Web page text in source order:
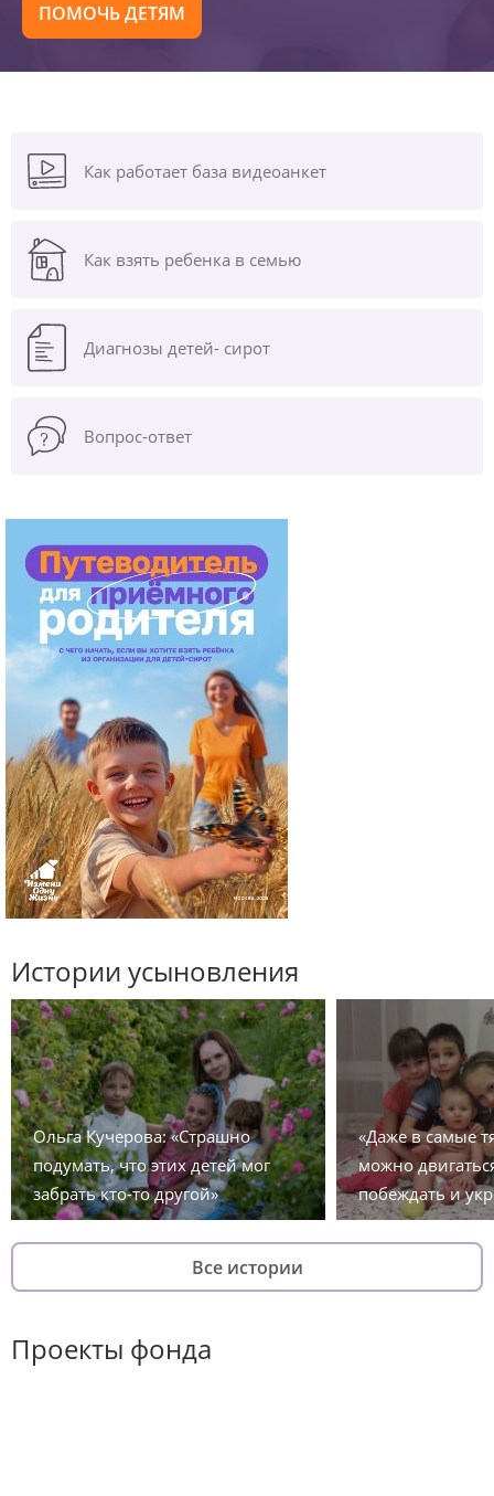
ПОМОЧЬ ДЕТЯМ
Как работает база видеоанкет
Как взять ребенка в семью
Диагнозы детей- сирот
Вопрос-ответ
Истории усыновления
Ольга Кучерова: «Страшно
подумать, что этих детей мог
забрать кто-то другой»
«Даже в самые
можно
побеждать и
Все истории
Проекты фонда